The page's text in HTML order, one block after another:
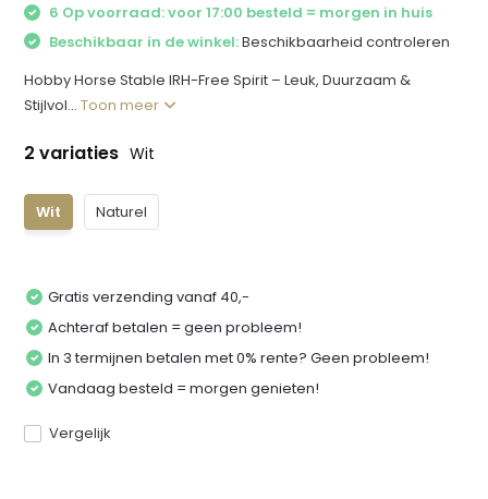
6 Op voorraad: voor 17:00 besteld = morgen in huis
Beschikbaar in de winkel:Beschikbaarheid controleren
Hobby Horse Stable IRH-Free Spirit – Leuk, Duurzaam &
Stijlvol...Toon meer
2 variaties Wit
Wit Naturel
Gratis verzending vanaf 40,-
Achteraf betalen = geen probleem!
In 3 termijnen betalen met 0% rente? Geen probleem!
Vandaag besteld = morgen genieten!
Vergelijk